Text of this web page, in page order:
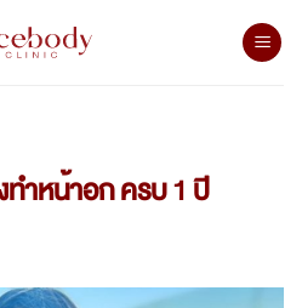
ทำหน้าอก ครบ 1 ปี